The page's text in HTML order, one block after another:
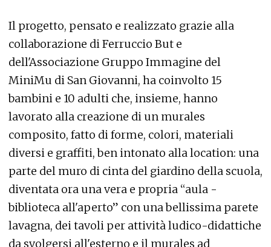
Il progetto, pensato e realizzato grazie alla
collaborazione di Ferruccio But e
dell'Associazione Gruppo Immagine del
MiniMu di San Giovanni, ha coinvolto 15
bambini e 10 adulti che, insieme, hanno
lavorato alla creazione di un murales
composito, fatto di forme, colori, materiali
diversi e graffiti, ben intonato alla location: una
parte del muro di cinta del giardino della scuola,
diventata ora una vera e propria “aula -
biblioteca all'aperto” con una bellissima parete
lavagna, dei tavoli per attività ludico-didattiche
da svolgersi all'esterno e il murales ad